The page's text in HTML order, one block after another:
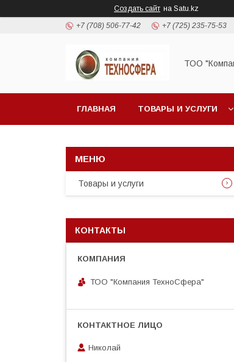
Создать сайт на Satu.kz
+7 (708) 506-77-42 +7 (725) 235-75-53
ТОО
ГЛАВНАЯ ТОВАРЫ И УСЛУГИ
Товары и услуги
КОНТАКТЫ
ТОО "Компания ТехноСфера"
Николай